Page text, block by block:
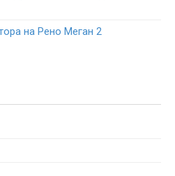
на Рено Меган 2